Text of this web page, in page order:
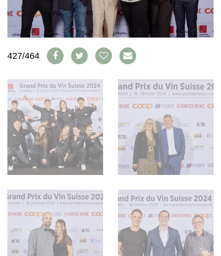
ABO
AUSGABE
ARCHIV
VORTEILSWELT
BÜCHER
PORTRAITS
VINOPHILES
ANMELDEN
AWARDS
GEWINNSPIELE
VORTEILSWELT
TRINKREIFETABELLE
ABO
WEINSUCHE
NEWSLETTER
WINE TRADE CLUB
REDAKTION
JOBS
WERBUNG
IMPRESSUM
AGB & DATENSCHUTZ
427/464